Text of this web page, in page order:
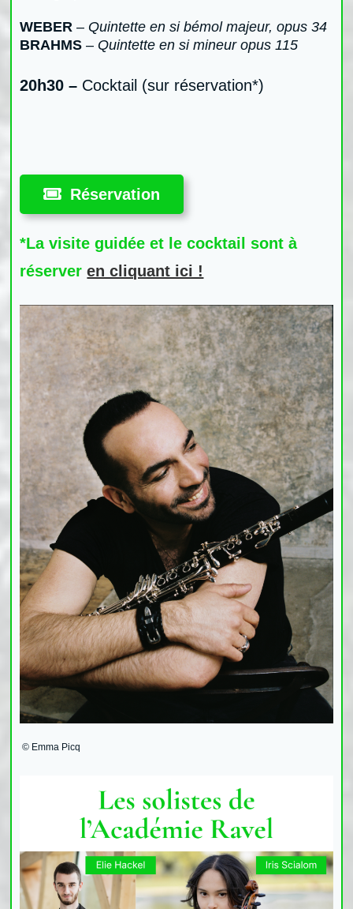
WEBER – Quintette en si bémol majeur, opus 34
BRAHMS – Quintette en si mineur opus 115
20h30 – Cocktail (sur réservation*)
Réservation
*La visite guidée et le cocktail sont à
réserveren cliquant ici !
© Emma Picq